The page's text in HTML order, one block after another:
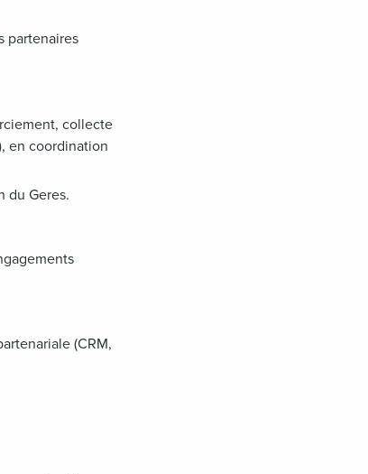
partenaires
collecte
en coordination
du Geres.
(CRM,